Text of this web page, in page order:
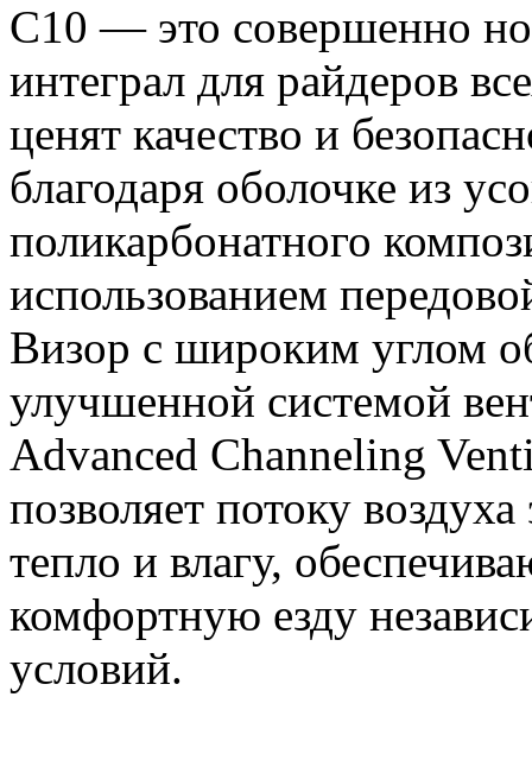
C10 — это совершенно
интеграл для райдеров
ценят качество и
благодаря оболочке из
поликарбонатного
использованием
Визор с широким углом
улучшенной системой
Advanced Channeling
позволяет потоку
тепло и влагу,
комфортную езду
условий.